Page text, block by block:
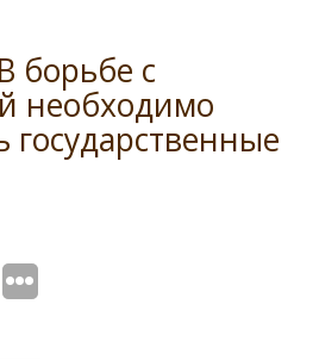
борьбе с
необходимо
государственные